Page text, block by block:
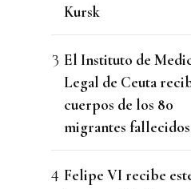
Kursk
El Instituto de
Legal de Ceuta
cuerpos de los 80
migrantes fallecidos
Felipe VI recibe